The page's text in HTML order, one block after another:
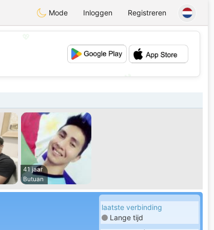
Mode Inloggen Registreren
41 jaar
Butuan
laatste verbinding
Lange tijd